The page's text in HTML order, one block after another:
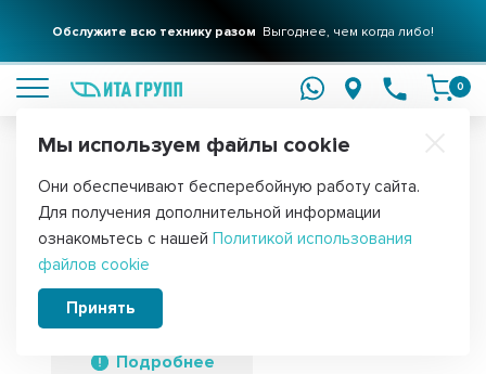
Обслужите всю технику разом Выгоднее, чем когда либо!
0
Главная Запчасти для воздушного оборудования ТЭНы
Набор 2 шт ТЭН 1000W, черн, L450мм,
оребренный, подвижный воздух, 220V,
KM06.100
Подробнее
Мы используем файлы cookie
Они обеспечивают бесперебойную работу сайта.
Для получения дополнительной информации
ознакомьтесь с нашей Политикой использования
файлов cookie
Принять